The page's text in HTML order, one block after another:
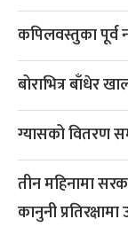
कपिलवस्तुका पूर्व
बोराभित्र बाँधेर
ग्यासको वितरण
तीन महिनामा
कानुनी